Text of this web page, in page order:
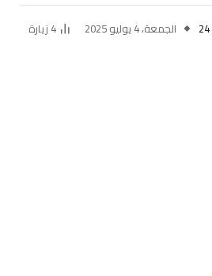
الجمعة، 4 يوليو 2025 4 زيارة